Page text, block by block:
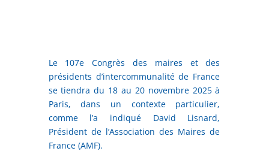
Le 107e Congrès des maires et des
présidents d’intercommunalité de France
se tiendra du 18 au 20 novembre 2025 à
Paris, dans un contexte particulier,
comme l’a indiqué David Lisnard,
Président de l’Association des Maires de
France (AMF).